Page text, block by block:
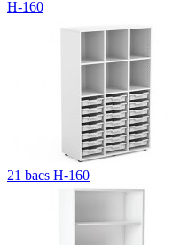
H-160
21 bacs H-160